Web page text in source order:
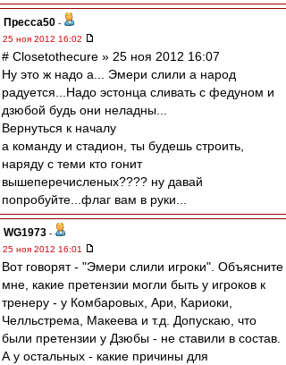
Пресса50 -
25 ноя 2012 16:02
# Closetothecure » 25 ноя 2012 16:07
Ну это ж надо а... Эмери слили а народ
радуется...Надо эстонца сливать с федуном и
дзюбой будь они неладны...
Вернуться к началу
а команду и стадион, ты будешь строить,
наряду с теми кто гонит
вышеперечисленых???? ну давай
попробуйте...флаг вам в руки...
WG1973 -
25 ноя 2012 16:01
Вот говорят - "Эмери слили игроки". Объясните
мне, какие претензии могли быть у игроков к
тренеру - у Комбаровых, Ари, Кариоки,
Челльстрема, Макеева и т.д. Допускаю, что
были претензии у Дзюбы - не ставили в состав.
А у остальных - какие причины для